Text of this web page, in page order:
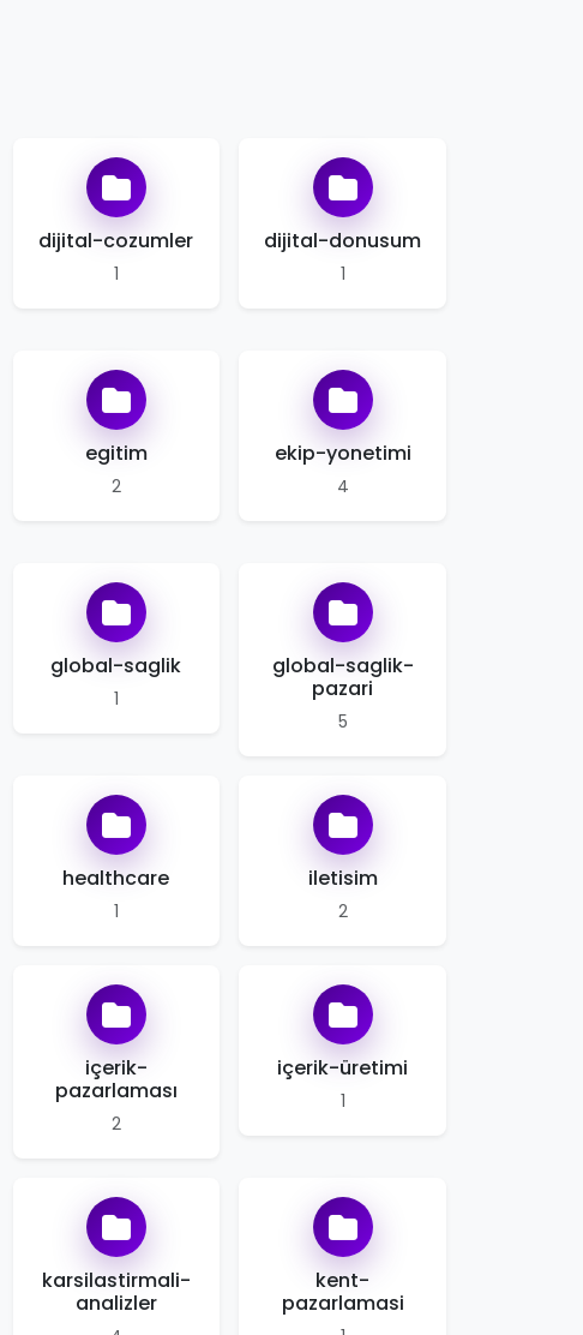
dijital-cozumler
1
dijital-donusum
1
egitim
2
ekip-yonetimi
4
global-saglik
1
global-saglik-
pazari
5
healthcare
1
iletisim
2
içerik-
pazarlaması
2
içerik-üretimi
1
karsilastirmali-
analizler
kent-
pazarlamasi